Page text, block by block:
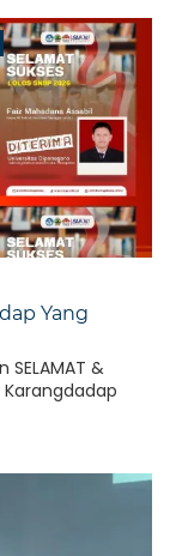
Yang
&
Karangdadap